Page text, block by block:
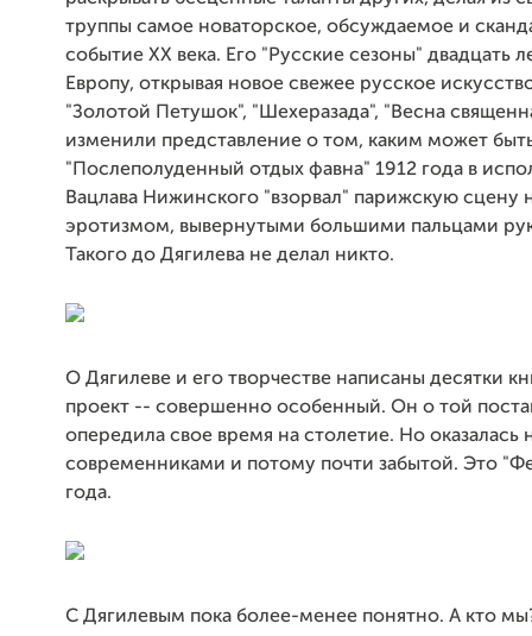
труппы самое новаторское, обсуждаемое и
событие ХХ века. Его "Русские сезоны" двадцать
Европу, открывая новое свежее русское
"Золотой Петушок", "Шехеразада", "Весна
изменили представление о том, каким может
"Послеполуденный отдых фавна" 1912 года в
Вацлава Нижинского "взорвал" парижскую сцену
эротизмом, вывернутыми большими пальцами
Такого до Дягилева не делал никто.
О Дягилеве и его творчестве написаны десятки
проект -- совершенно особенный. Он о той
опередила свое время на столетие. Но оказалась
современниками и потому почти забытой. Это
года.
С Дягилевым пока более-менее понятно. А кто